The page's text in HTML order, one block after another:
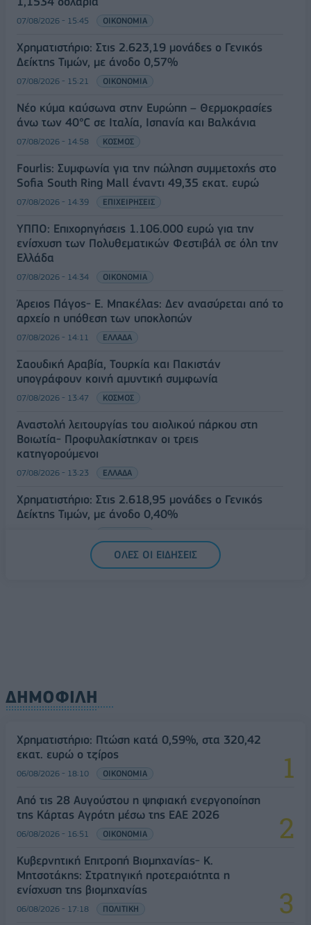
07/08/2026 - 15:45 ΟΙΚΟΝΟΜΙΑ
Χρηματιστήριο: Στις 2.623,19 μονάδες ο Γενικός
Δείκτης Τιμών, με άνοδο 0,57%
07/08/2026 - 15:21 ΟΙΚΟΝΟΜΙΑ
Νέο κύμα καύσωνα στην Ευρώπη – Θερμοκρασίες
άνω των 40°C σε Ιταλία, Ισπανία και Βαλκάνια
07/08/2026 - 14:58 ΚΟΣΜΟΣ
Fourlis: Συμφωνία για την πώληση συμμετοχής στο
Sofia South Ring Mall έναντι 49,35 εκατ. ευρώ
07/08/2026 - 14:39 ΕΠΙΧΕΙΡΗΣΕΙΣ
ΥΠΠΟ: Επιχορηγήσεις 1.106.000 ευρώ για την
ενίσχυση των Πολυθεματικών Φεστιβάλ σε όλη την
Ελλάδα
07/08/2026 - 14:34 ΟΙΚΟΝΟΜΙΑ
Άρειος Πάγος- Ε. Μπακέλας: Δεν ανασύρεται από το
αρχείο η υπόθεση των υποκλοπών
07/08/2026 - 14:11 ΕΛΛΑΔΑ
Σαουδική Αραβία, Τουρκία και Πακιστάν
υπογράφουν κοινή αμυντική συμφωνία
07/08/2026 - 13:47 ΚΟΣΜΟΣ
Αναστολή λειτουργίας του αιολικού πάρκου στη
Βοιωτία- Προφυλακίστηκαν οι τρεις
κατηγορούμενοι
07/08/2026 - 13:23 ΕΛΛΑΔΑ
Χρηματιστήριο: Στις 2.618,95 μονάδες ο Γενικός
Δείκτης Τιμών, με άνοδο 0,40%
ΟΛΕΣ ΟΙ ΕΙΔΗΣΕΙΣ
ΔΗΜΟΦΙΛΗ
Χρηματιστήριο: Πτώση κατά 0,59%, στα 320,42
εκατ. ευρώ ο τζίρος
06/08/2026 - 18:10 ΟΙΚΟΝΟΜΙΑ
Από τις 28 Αυγούστου η ψηφιακή ενεργοποίηση
της Κάρτας Αγρότη μέσω της ΕΑΕ 2026
06/08/2026 - 16:51 ΟΙΚΟΝΟΜΙΑ
Κυβερνητική Επιτροπή Βιομηχανίας- Κ.
Μητσοτάκης: Στρατηγική προτεραιότητα η
ενίσχυση της βιομηχανίας
06/08/2026 - 17:18 ΠΟΛΙΤΙΚΗ